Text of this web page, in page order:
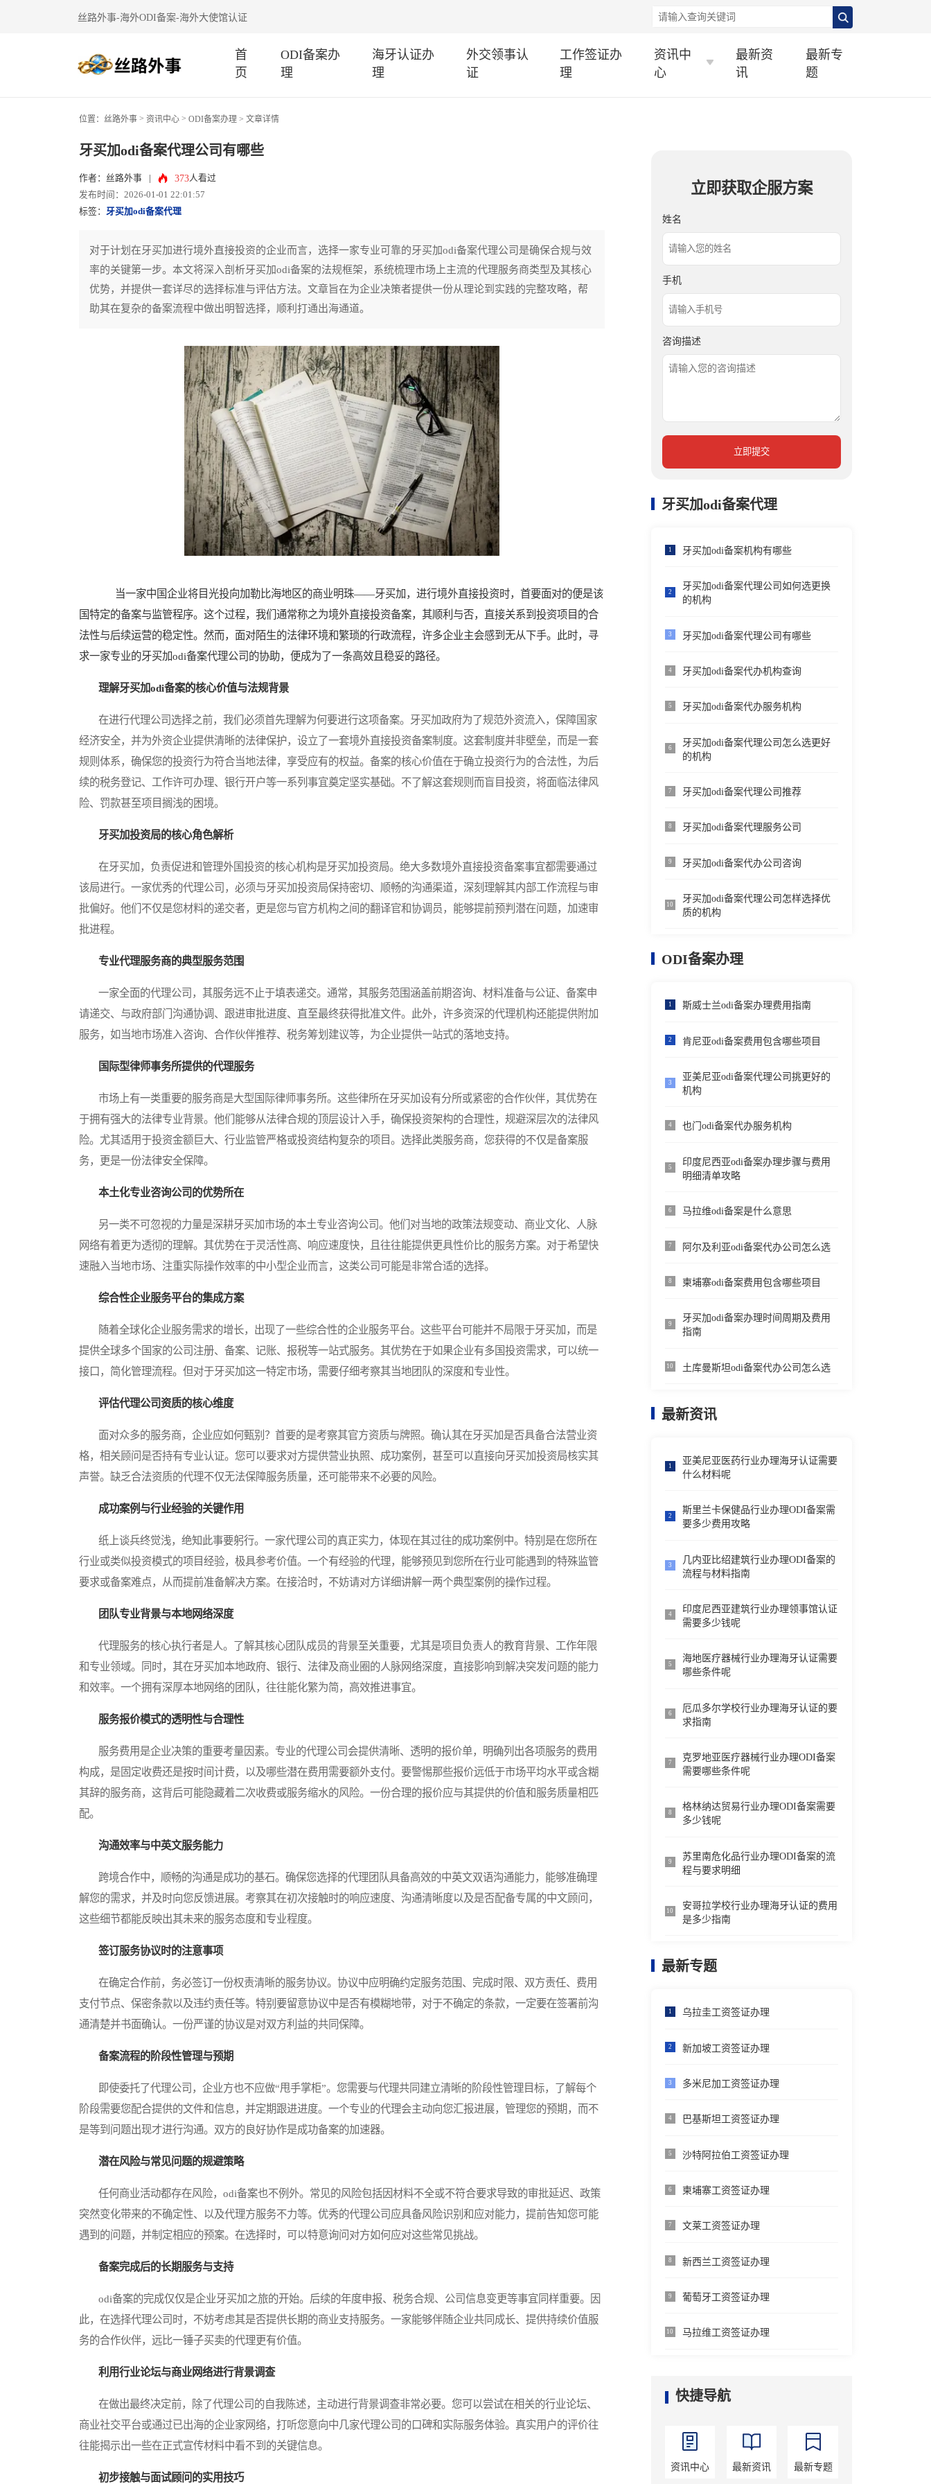
丝路外事-海外ODI备案-海外大使馆认证
首
页
ODI备案办
理
海牙认证办
理
外交领事认
证
工作签证办
理
资讯中
心
最新资
讯
最新专
题
位置： 丝路外事 > 资讯中心 > ODI备案办理 > 文章详情
牙买加odi备案代理公司有哪些
作者：丝路外事 373人看过
发布时间：2026-01-01 22:01:57
标签： 牙买加odi备案代理
对于计划在牙买加进行境外直接投资的企业而言，选择一家专业可靠的牙买加odi备案代理公司是确保合规与效
率的关键第一步。本文将深入剖析牙买加odi备案的法规框架，系统梳理市场上主流的代理服务商类型及其核心
优势，并提供一套详尽的选择标准与评估方法。文章旨在为企业决策者提供一份从理论到实践的完整攻略，帮
助其在复杂的备案流程中做出明智选择，顺利打通出海通道。
当一家中国企业将目光投向加勒比海地区的商业明珠——牙买加，进行境外直接投资时，首要面对的便是该
国特定的备案与监管程序。这个过程，我们通常称之为境外直接投资备案，其顺利与否，直接关系到投资项目的合
法性与后续运营的稳定性。然而，面对陌生的法律环境和繁琐的行政流程，许多企业主会感到无从下手。此时，寻
求一家专业的牙买加odi备案代理公司的协助，便成为了一条高效且稳妥的路径。
理解牙买加odi备案的核心价值与法规背景
在进行代理公司选择之前，我们必须首先理解为何要进行这项备案。牙买加政府为了规范外资流入，保障国家
经济安全，并为外资企业提供清晰的法律保护，设立了一套境外直接投资备案制度。这套制度并非壁垒，而是一套
规则体系，确保您的投资行为符合当地法律，享受应有的权益。备案的核心价值在于确立投资行为的合法性，为后
续的税务登记、工作许可办理、银行开户等一系列事宜奠定坚实基础。不了解这套规则而盲目投资，将面临法律风
险、罚款甚至项目搁浅的困境。
牙买加投资局的核心角色解析
在牙买加，负责促进和管理外国投资的核心机构是牙买加投资局。绝大多数境外直接投资备案事宜都需要通过
该局进行。一家优秀的代理公司，必须与牙买加投资局保持密切、顺畅的沟通渠道，深刻理解其内部工作流程与审
批偏好。他们不仅是您材料的递交者，更是您与官方机构之间的翻译官和协调员，能够提前预判潜在问题，加速审
批进程。
专业代理服务商的典型服务范围
一家全面的代理公司，其服务远不止于填表递交。通常，其服务范围涵盖前期咨询、材料准备与公证、备案申
请递交、与政府部门沟通协调、跟进审批进度、直至最终获得批准文件。此外，许多资深的代理机构还能提供附加
服务，如当地市场准入咨询、合作伙伴推荐、税务筹划建议等，为企业提供一站式的落地支持。
国际型律师事务所提供的代理服务
市场上有一类重要的服务商是大型国际律师事务所。这些律所在牙买加设有分所或紧密的合作伙伴，其优势在
于拥有强大的法律专业背景。他们能够从法律合规的顶层设计入手，确保投资架构的合理性，规避深层次的法律风
险。尤其适用于投资金额巨大、行业监管严格或投资结构复杂的项目。选择此类服务商，您获得的不仅是备案服
务，更是一份法律安全保障。
本土化专业咨询公司的优势所在
另一类不可忽视的力量是深耕牙买加市场的本土专业咨询公司。他们对当地的政策法规变动、商业文化、人脉
网络有着更为透彻的理解。其优势在于灵活性高、响应速度快，且往往能提供更具性价比的服务方案。对于希望快
速融入当地市场、注重实际操作效率的中小型企业而言，这类公司可能是非常合适的选择。
综合性企业服务平台的集成方案
随着全球化企业服务需求的增长，出现了一些综合性的企业服务平台。这些平台可能并不局限于牙买加，而是
提供全球多个国家的公司注册、备案、记账、报税等一站式服务。其优势在于如果企业有多国投资需求，可以统一
接口，简化管理流程。但对于牙买加这一特定市场，需要仔细考察其当地团队的深度和专业性。
评估代理公司资质的核心维度
面对众多的服务商，企业应如何甄别？首要的是考察其官方资质与牌照。确认其在牙买加是否具备合法营业资
格，相关顾问是否持有专业认证。您可以要求对方提供营业执照、成功案例，甚至可以直接向牙买加投资局核实其
声誉。缺乏合法资质的代理不仅无法保障服务质量，还可能带来不必要的风险。
成功案例与行业经验的关键作用
纸上谈兵终觉浅，绝知此事要躬行。一家代理公司的真正实力，体现在其过往的成功案例中。特别是在您所在
行业或类似投资模式的项目经验，极具参考价值。一个有经验的代理，能够预见到您所在行业可能遇到的特殊监管
要求或备案难点，从而提前准备解决方案。在接洽时，不妨请对方详细讲解一两个典型案例的操作过程。
团队专业背景与本地网络深度
代理服务的核心执行者是人。了解其核心团队成员的背景至关重要，尤其是项目负责人的教育背景、工作年限
和专业领域。同时，其在牙买加本地政府、银行、法律及商业圈的人脉网络深度，直接影响到解决突发问题的能力
和效率。一个拥有深厚本地网络的团队，往往能化繁为简，高效推进事宜。
服务报价模式的透明性与合理性
服务费用是企业决策的重要考量因素。专业的代理公司会提供清晰、透明的报价单，明确列出各项服务的费用
构成，是固定收费还是按时间计费，以及哪些潜在费用需要额外支付。要警惕那些报价远低于市场平均水平或含糊
其辞的服务商，这背后可能隐藏着二次收费或服务缩水的风险。一份合理的报价应与其提供的价值和服务质量相匹
配。
沟通效率与中英文服务能力
跨境合作中，顺畅的沟通是成功的基石。确保您选择的代理团队具备高效的中英文双语沟通能力，能够准确理
解您的需求，并及时向您反馈进展。考察其在初次接触时的响应速度、沟通清晰度以及是否配备专属的中文顾问，
这些细节都能反映出其未来的服务态度和专业程度。
签订服务协议时的注意事项
在确定合作前，务必签订一份权责清晰的服务协议。协议中应明确约定服务范围、完成时限、双方责任、费用
支付节点、保密条款以及违约责任等。特别要留意协议中是否有模糊地带，对于不确定的条款，一定要在签署前沟
通清楚并书面确认。一份严谨的协议是对双方利益的共同保障。
备案流程的阶段性管理与预期
即使委托了代理公司，企业方也不应做“甩手掌柜”。您需要与代理共同建立清晰的阶段性管理目标，了解每个
阶段需要您配合提供的文件和信息，并定期跟进进度。一个专业的代理会主动向您汇报进展，管理您的预期，而不
是等到问题出现才进行沟通。双方的良好协作是成功备案的加速器。
潜在风险与常见问题的规避策略
任何商业活动都存在风险，odi备案也不例外。常见的风险包括因材料不全或不符合要求导致的审批延迟、政策
突然变化带来的不确定性、以及代理方服务不力等。优秀的代理公司应具备风险识别和应对能力，提前告知您可能
遇到的问题，并制定相应的预案。在选择时，可以特意询问对方如何应对这些常见挑战。
备案完成后的长期服务与支持
odi备案的完成仅仅是企业牙买加之旅的开始。后续的年度申报、税务合规、公司信息变更等事宜同样重要。因
此，在选择代理公司时，不妨考虑其是否提供长期的商业支持服务。一家能够伴随企业共同成长、提供持续价值服
务的合作伙伴，远比一锤子买卖的代理更有价值。
利用行业论坛与商业网络进行背景调查
在做出最终决定前，除了代理公司的自我陈述，主动进行背景调查非常必要。您可以尝试在相关的行业论坛、
商业社交平台或通过已出海的企业家网络，打听您意向中几家代理公司的口碑和实际服务体验。真实用户的评价往
往能揭示出一些在正式宣传材料中看不到的关键信息。
初步接触与面试顾问的实用技巧
立即获取企服方案
姓名
手机
咨询描述
立即提交
牙买加odi备案代理
1 牙买加odi备案机构有哪些
2
牙买加odi备案代理公司如何选更换
的机构
3 牙买加odi备案代理公司有哪些
4 牙买加odi备案代办机构查询
5 牙买加odi备案代办服务机构
6
牙买加odi备案代理公司怎么选更好
的机构
7 牙买加odi备案代理公司推荐
8 牙买加odi备案代理服务公司
9 牙买加odi备案代办公司咨询
10
牙买加odi备案代理公司怎样选择优
质的机构
ODI备案办理
1 斯威士兰odi备案办理费用指南
2 肯尼亚odi备案费用包含哪些项目
3
亚美尼亚odi备案代理公司挑更好的
机构
4 也门odi备案代办服务机构
5
印度尼西亚odi备案办理步骤与费用
明细清单攻略
6 马拉维odi备案是什么意思
7 阿尔及利亚odi备案代办公司怎么选
8 柬埔寨odi备案费用包含哪些项目
9
牙买加odi备案办理时间周期及费用
指南
10 土库曼斯坦odi备案代办公司怎么选
最新资讯
1
亚美尼亚医药行业办理海牙认证需要
什么材料呢
2
斯里兰卡保健品行业办理ODI备案需
要多少费用攻略
3
几内亚比绍建筑行业办理ODI备案的
流程与材料指南
4
印度尼西亚建筑行业办理领事馆认证
需要多少钱呢
5
海地医疗器械行业办理海牙认证需要
哪些条件呢
6
厄瓜多尔学校行业办理海牙认证的要
求指南
7
克罗地亚医疗器械行业办理ODI备案
需要哪些条件呢
8
格林纳达贸易行业办理ODI备案需要
多少钱呢
9
苏里南危化品行业办理ODI备案的流
程与要求明细
10
安哥拉学校行业办理海牙认证的费用
是多少指南
最新专题
1 乌拉圭工资签证办理
2 新加坡工资签证办理
3 多米尼加工资签证办理
4 巴基斯坦工资签证办理
5 沙特阿拉伯工资签证办理
6 柬埔寨工资签证办理
7 文莱工资签证办理
8 新西兰工资签证办理
9 葡萄牙工资签证办理
10 马拉维工资签证办理
快捷导航
资讯中心 最新资讯 最新专题